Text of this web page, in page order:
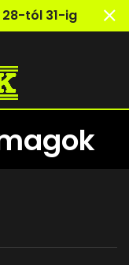
tól 31-ig